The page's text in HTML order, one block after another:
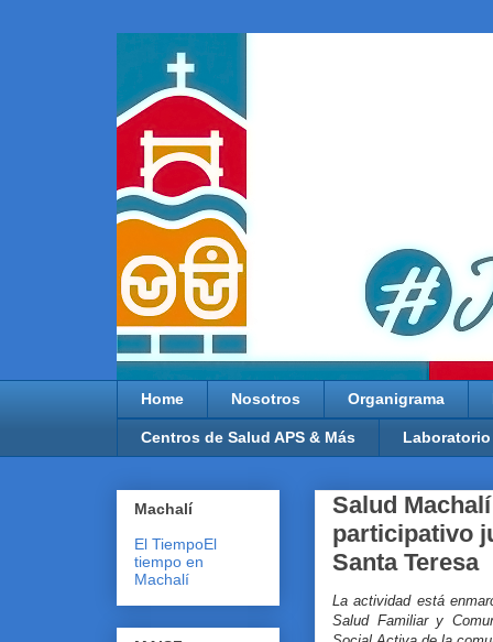
Home Nosotros Organigrama
Centros de Salud APS & Más Laboratorio
Salud
participativo
Santa Teresa
La actividad está
Salud Familiar y
Machalí
El TiempoEl
tiempo en
Machalí